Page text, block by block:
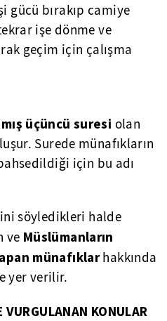
gücü bırakıp camiye
işe dönme ve
geçim için çalışma
üçüncü suresi olan
Surede münafıkların
için bu adı
söyledikleri halde
ve Müslümanların
münafıklarhakkında
yer verilir.
KONULAR